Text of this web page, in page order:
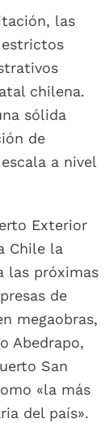
las
chilena.
sólida
de
a nivel
Exterior
Chile la
las próximas
de
megaobras,
Abedrapo,
San
«la más
del país».